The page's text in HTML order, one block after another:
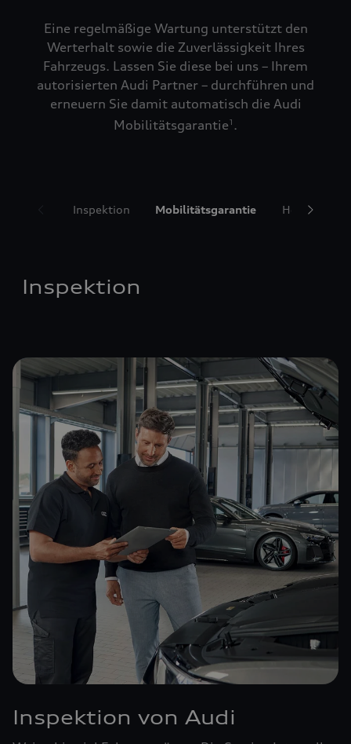
Eine regelmäßige Wartung unterstützt den
Werterhalt sowie die Zuverlässigkeit Ihres
Fahrzeugs. Lassen Sie diese bei uns – Ihrem
autorisierten Audi Partner – durchführen und
erneuern Sie damit automatisch die Audi
Mobilitätsgarantie1 .
Inspektion Mobilitätsgarantie Hol- und
Inspektion
Inspektion von Audi